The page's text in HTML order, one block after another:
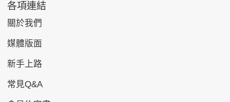
各項連結
關於我們
媒體版面
新手上路
常見Q&A